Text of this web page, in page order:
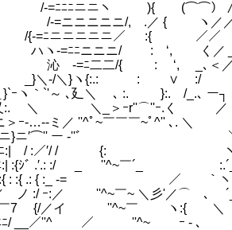
ニヽ ){ (⌒⌒）
/, .／ { ヽ／／／ や「
ニニニ／ :{ ／／
ニニニ/ : ‘, く／
二/{ : ‘, _､＜
_}＼-/＼}ヽ{:.: : ∨ :/
ヽ｀`'～ ､廴＼ ､ :. }:. /_.､ ー┐
乂:. ＼ ＼_＞ｰr''⌒''ｰ.
ﾆニニニ＞ｰ‐…‐-
ﾆﾆニ}
ﾆﾆニ}ﾆ:| / :／′/ /
ﾆﾆニ}ﾆ:| :{ｼﾞ .′.: :/ _
/,-ﾉ :{ : :{ .: { :_ -= ／
ノ :/ ｰ:／ ''^~￣~ ＼彡'
／イ ''^~￣ ヽ:{ ＼ :/∧}_
''^ ／ ''^~￣ ｰ - ､ /∧